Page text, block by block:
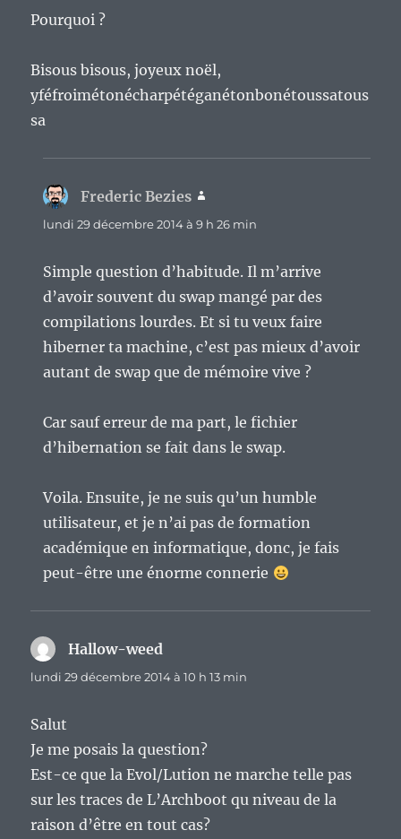
Pourquoi ?
Bisous bisous, joyeux noël,
yféfroimétonécharpétéganétonbonétoussatous
sa
Frederic Bezies
lundi 29 décembre 2014 à 9 h 26 min
Simple question d’habitude. Il m’arrive
d’avoir souvent du swap mangé par des
compilations lourdes. Et si tu veux faire
hiberner ta machine, c’est pas mieux d’avoir
autant de swap que de mémoire vive ?
Car sauf erreur de ma part, le fichier
d’hibernation se fait dans le swap.
Voila. Ensuite, je ne suis qu’un humble
utilisateur, et je n’ai pas de formation
académique en informatique, donc, je fais
peut-être une énorme connerie
Hallow-weed
lundi 29 décembre 2014 à 10 h 13 min
Salut
Je me posais la question?
Est-ce que la Evol/Lution ne marche telle pas
sur les traces de L’Archboot qu niveau de la
raison d’être en tout cas?